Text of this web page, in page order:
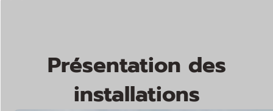
Présentation des
installations